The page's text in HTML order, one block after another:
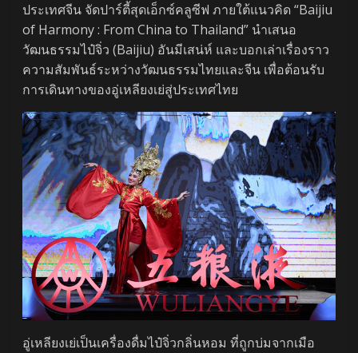
ประเทศจีน จัดปาร์ตี้สุดเอ็กซ์คลูซีฟ ภายใต้แนวคิด “Baijiu
of Harmony : From China to Thailand” นำเสนอ
วัฒนธรรมไป๋จิ่ว (Baijiu) อันมีเสน่ห์ และบอกเล่าเรื่องราว
ความสัมพันธ์ระหว่างวัฒนธรรมไทยและจีน เพื่อต้อนรับ
การเดินทางของอู่เหลียงเย่สู่ประเทศไทย
อู่เหลียงเย่เป็นเครื่องดื่มไป๋จิ่วกลิ่นหอม ที่ถูกบ่มจากเมือ